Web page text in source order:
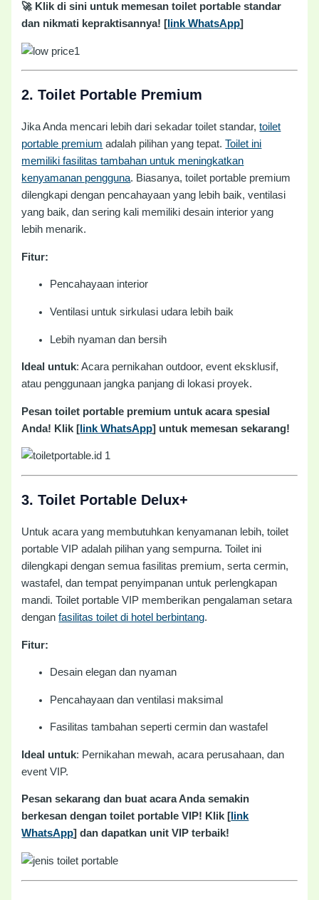
🚀 Klik di sini untuk memesan toilet portable standar
dan nikmati kepraktisannya! [ link WhatsApp]
2.Toilet Portable Premium
Jika Anda mencari lebih dari sekadar toilet standar,toilet
portable premium adalah pilihan yang tepat.Toilet ini
memiliki fasilitas tambahan untuk meningkatkan
kenyamanan pengguna. Biasanya, toilet portable premium
dilengkapi dengan pencahayaan yang lebih baik, ventilasi
yang baik, dan sering kali memiliki desain interior yang
lebih menarik.
Fitur:
Pencahayaan interior
Ventilasi untuk sirkulasi udara lebih baik
Lebih nyaman dan bersih
Ideal untuk: Acara pernikahan outdoor, event eksklusif,
atau penggunaan jangka panjang di lokasi proyek.
Pesan toilet portable premium untuk acara spesial
Anda! Klik [ link WhatsApp] untuk memesan sekarang!
3.Toilet Portable Delux+
Untuk acara yang membutuhkan kenyamanan lebih, toilet
portable VIP adalah pilihan yang sempurna. Toilet ini
dilengkapi dengan semua fasilitas premium, serta cermin,
wastafel, dan tempat penyimpanan untuk perlengkapan
mandi. Toilet portable VIP memberikan pengalaman setara
denganfasilitas toilet di hotel berbintang.
Fitur:
Desain elegan dan nyaman
Pencahayaan dan ventilasi maksimal
Fasilitas tambahan seperti cermin dan wastafel
Ideal untuk: Pernikahan mewah, acara perusahaan, dan
event VIP.
Pesan sekarang dan buat acara Anda semakin
berkesan dengan toilet portable VIP! Klik [ link
WhatsApp] dan dapatkan unit VIP terbaik!